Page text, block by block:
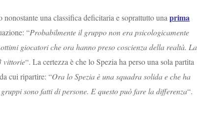
una classifica deficitaria e soprattutto unaprima
“Probabilmente il gruppo non era psicologicamente
giocatori che ora hanno preso coscienza della realtà. La
vittorie“. La certezza è che lo Spezia ha perso una sola partita
cui ripartire: “Ora lo Spezia è una squadra solida e che ha
sono fatti di persone. E questo può fare la differenza“.